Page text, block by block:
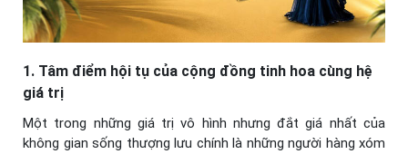
1. Tâm điểm hội tụ của cộng đồng tinh hoa cùng hệ
giá trị
Một trong những giá trị vô hình nhưng đắt giá nhất của
không gian sống thượng lưu chính là những người hàng xóm